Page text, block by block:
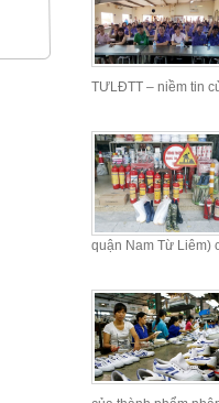
TƯLĐTT – niềm tin
quận Nam Từ Liêm)